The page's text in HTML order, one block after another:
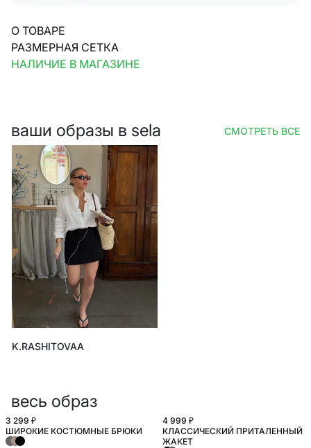
О ТОВАРЕ
РАЗМЕРНАЯ СЕТКА
НАЛИЧИЕ В МАГАЗИНЕ
ваши образы в sela СМОТРЕТЬ ВСЕ
K.RASHITOVAA
весь образ
БОЛЬШИЕ РАЗМЕРЫ
3 299 ₽
ШИРОКИЕ КОСТЮМНЫЕ БРЮКИ
4 999 ₽
КЛАССИЧЕСКИЙ ПРИТАЛЕННЫЙ
ЖАКЕТ